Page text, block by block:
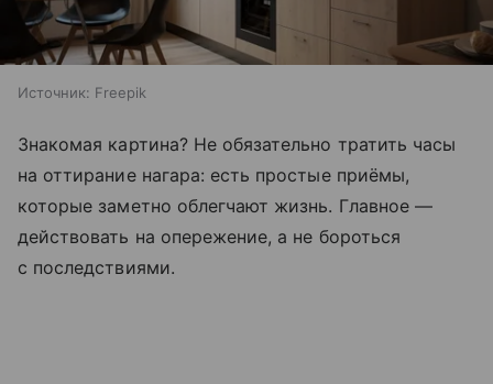
Источник: Freepik
Знакомая картина? Не обязательно тратить часы
на оттирание нагара: есть простые приёмы,
которые заметно облегчают жизнь. Главное —
действовать на опережение, а не бороться
с последствиями.